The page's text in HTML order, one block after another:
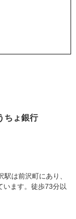
ちょ銀行
駅は前沢町にあり、
います。徒歩73分以